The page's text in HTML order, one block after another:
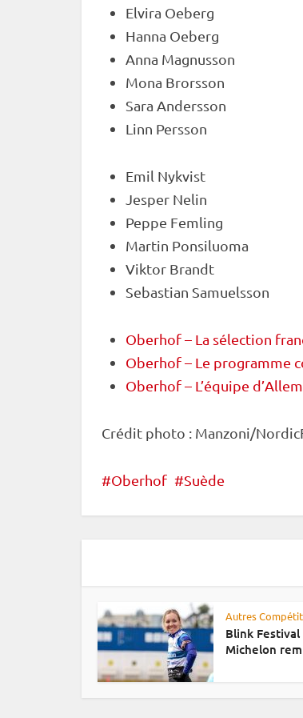
Elvira Oeberg
Hanna Oeberg
Anna Magnusson
Mona Brorsson
Sara Andersson
Linn Persson
Emil Nykvist
Jesper Nelin
Peppe Femling
Martin Ponsiluoma
Viktor Brandt
Sebastian Samuelsson
Oberhof – La sélection
Oberhof – Le programme
Oberhof – L’équipe
Crédit photo : Manzoni/
Oberhof Suède
Autres
Blink
Michelon